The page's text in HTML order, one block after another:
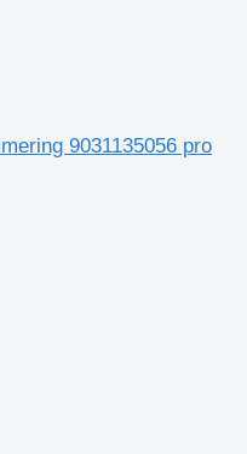
9031135056 pro